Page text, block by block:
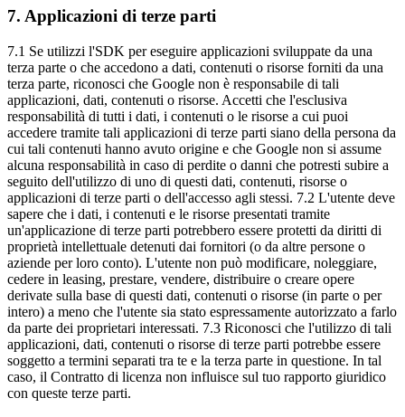
7. Applicazioni di terze parti
7.1 Se utilizzi l'SDK per eseguire applicazioni sviluppate da una
terza parte o che accedono a dati, contenuti o risorse forniti da una
terza parte, riconosci che Google non è responsabile di tali
applicazioni, dati, contenuti o risorse. Accetti che l'esclusiva
responsabilità di tutti i dati, i contenuti o le risorse a cui puoi
accedere tramite tali applicazioni di terze parti siano della persona da
cui tali contenuti hanno avuto origine e che Google non si assume
alcuna responsabilità in caso di perdite o danni che potresti subire a
seguito dell'utilizzo di uno di questi dati, contenuti, risorse o
applicazioni di terze parti o dell'accesso agli stessi. 7.2 L'utente deve
sapere che i dati, i contenuti e le risorse presentati tramite
un'applicazione di terze parti potrebbero essere protetti da diritti di
proprietà intellettuale detenuti dai fornitori (o da altre persone o
aziende per loro conto). L'utente non può modificare, noleggiare,
cedere in leasing, prestare, vendere, distribuire o creare opere
derivate sulla base di questi dati, contenuti o risorse (in parte o per
intero) a meno che l'utente sia stato espressamente autorizzato a farlo
da parte dei proprietari interessati. 7.3 Riconosci che l'utilizzo di tali
applicazioni, dati, contenuti o risorse di terze parti potrebbe essere
soggetto a termini separati tra te e la terza parte in questione. In tal
caso, il Contratto di licenza non influisce sul tuo rapporto giuridico
con queste terze parti.